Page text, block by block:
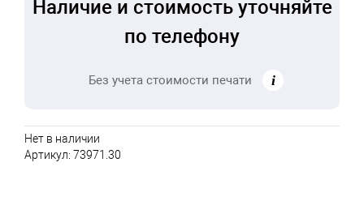
Наличие и стоимость уточняйте
по телефону
Без учета стоимости печати
Нет в наличии
Артикул: 73971.30